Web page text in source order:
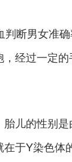
断男女准确
经过一定
胎儿的性别
于Y染色体